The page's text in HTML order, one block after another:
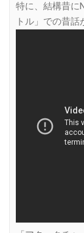
特に、結構昔に
トル」での昔話